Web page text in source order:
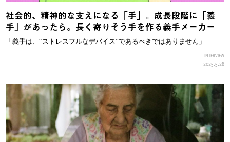
社会的、精神的な支えになる「手」。成長段階に「義
手」があったら。長く寄りそう手を作る義手メーカー
「義手は、“ストレスフルなデバイス”であるべきではありません」
INTERVIEW
2025.5.28